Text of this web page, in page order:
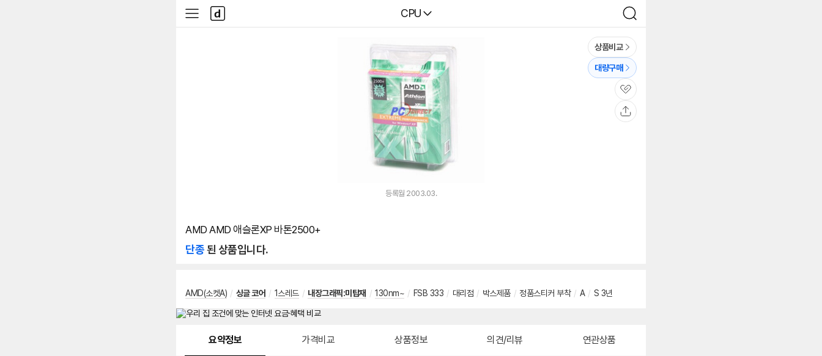
다나와
CPU
검
색
사
이
다
나
와
상품비교
대량구매
관
심
등록월 2003.03.
AMD AMD 애슬론XP 바톤2500+
단종된 상품입니다.
AMD(소켓A) / 싱글 코어 / 1스레드 / 내장그래픽:미탑재 / 130nm~ / FSB 333 / 대리점 / 박스제품 / 정품스티커 부착 / A / S 3년
요약정보 가격비교 상품정보 의견/리뷰 연관상품